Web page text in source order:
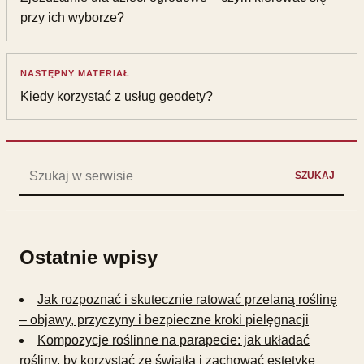
przy ich wyborze?
NASTĘPNY MATERIAŁ
Kiedy korzystać z usług geodety?
SZUKAJ
Ostatnie wpisy
Jak rozpoznać i skutecznie ratować przelaną roślinę
– objawy, przyczyny i bezpieczne kroki pielęgnacji
Kompozycje roślinne na parapecie: jak układać
rośliny, by korzystać ze światła i zachować estetykę